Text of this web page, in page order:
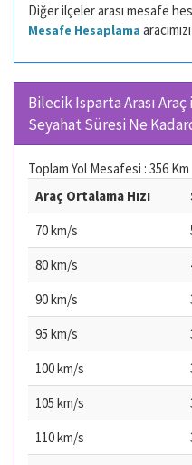
Diğer ilçeler arası mesafe
Mesafe Hesaplama
Bilecik Isparta Arası
Seyahat Süresi Ne
Toplam Yol Mesafesi : 356 Km
Araç Ortalama Hızı
70 km/s
80 km/s
90 km/s
95 km/s
100 km/s
105 km/s
110 km/s